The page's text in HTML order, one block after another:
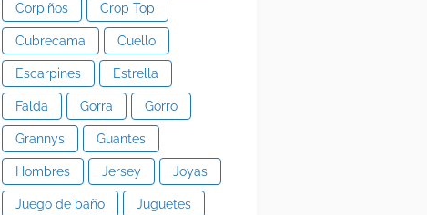
Corpiños Crop Top
Cubrecama Cuello
Escarpines Estrella
Falda Gorra Gorro
Grannys Guantes
Hombres Jersey Joyas
Juego de baño Juguetes